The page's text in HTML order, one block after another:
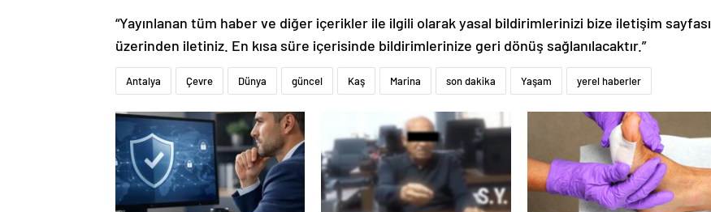
“Yayınlanan tüm haber ve diğer içerikler ile ilgili olarak yasal bildirimlerinizi bize iletişim sayfası
üzerinden iletiniz. En kısa süre içerisinde bildirimlerinize geri dönüş sağlanılacaktır.”
Antalya Çevre Dünya güncel Kaş Marina son dakika Yaşam yerel haberler